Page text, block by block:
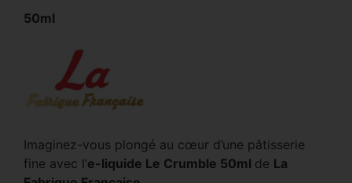
50ml
Imaginez-vous plongé au cœur d’une pâtisserie
fine avec l’e-liquide Le Crumble 50ml de La